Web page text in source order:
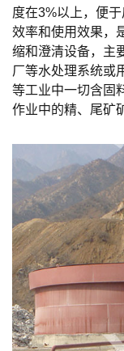
度在3%以上，便
效率和使用效果，
缩和澄清设备， 主
厂等水处理系统或
等工业中一切含固
作业中的精、尾矿